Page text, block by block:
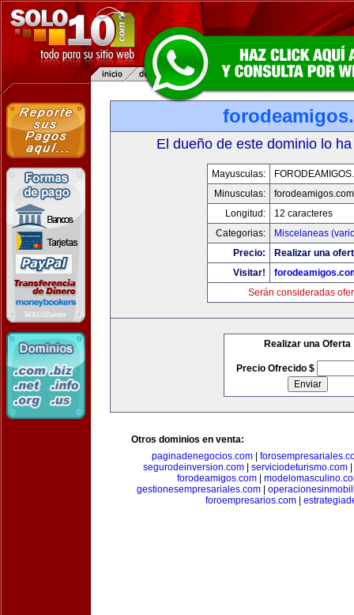
El dueño de este dominio lo
Mayusculas:
Minusculas:
forodeamigos.com
Longitud:
12 caracteres
Categorias:
Miscelaneas
Precio:
Realizar una
Visitar!
Serán consideradas
Realizar una Oferta
Precio Ofrecido $
Otros dominios en venta:
paginadenegocios.com
segurodeinversion.com| serviciodeturismo.com|
forodeamigos.com
gestionesempresariales.com
foroempresarios.com